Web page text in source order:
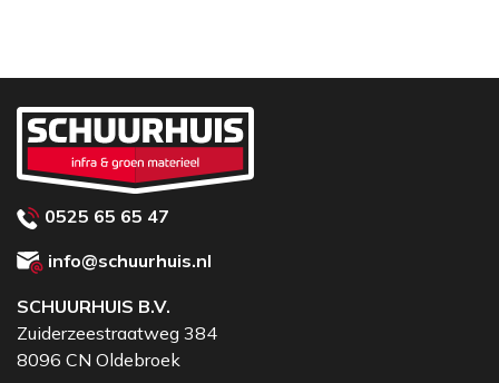
0525 65 65 47
info@schuurhuis.nl
SCHUURHUIS B.V.
Zuiderzeestraatweg 384
8096 CN Oldebroek